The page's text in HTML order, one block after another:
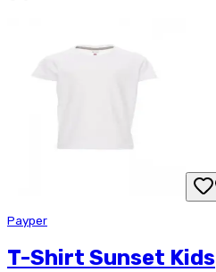
Payper
T-Shirt Sunset Kids